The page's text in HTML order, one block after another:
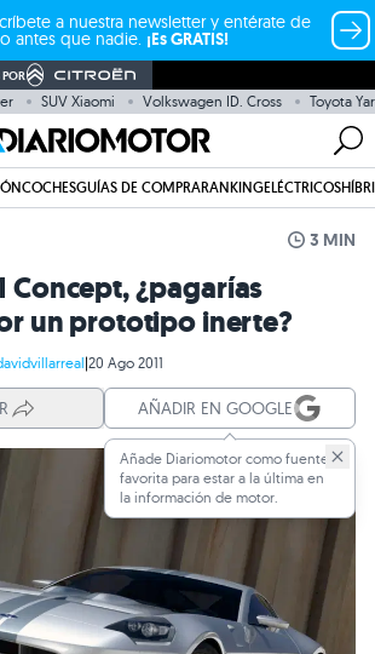
a nuestra newsletter y entérate de
antes que nadie. ¡Es GRATIS!
SUV Xiaomi Volkswagen ID. Cross Toyota
COCHESGUÍAS DE COMPRARANKINGELÉCTRICOS
3 MIN
Concept, ¿pagarías
un prototipo inerte?
|20 Ago 2011
AÑADIR EN GOOGLE
Añade Diariomotor como fuente
favorita para estar a la última en
la información de motor.